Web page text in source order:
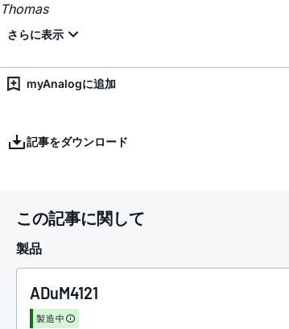
Thomas
myAnalogに追加
記事をダウンロード
この記事に関して
製品
ADuM4121
製造中